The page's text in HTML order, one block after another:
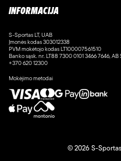
INFORMACIJA
S-Sportas LT, UAB
Įmonės kodas 303012338
PVM mokėtojo kodas LT100007561510
Banko sąsk. nr. LT88 7300 0101 3466 7646,
+370 620 12300
Mokėjimo metodai
© 2026 S-